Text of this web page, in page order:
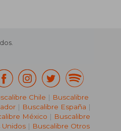
Chile | Buscalibre
| Buscalibre España |
México | Buscalibre
Unidos| Buscalibre Otros